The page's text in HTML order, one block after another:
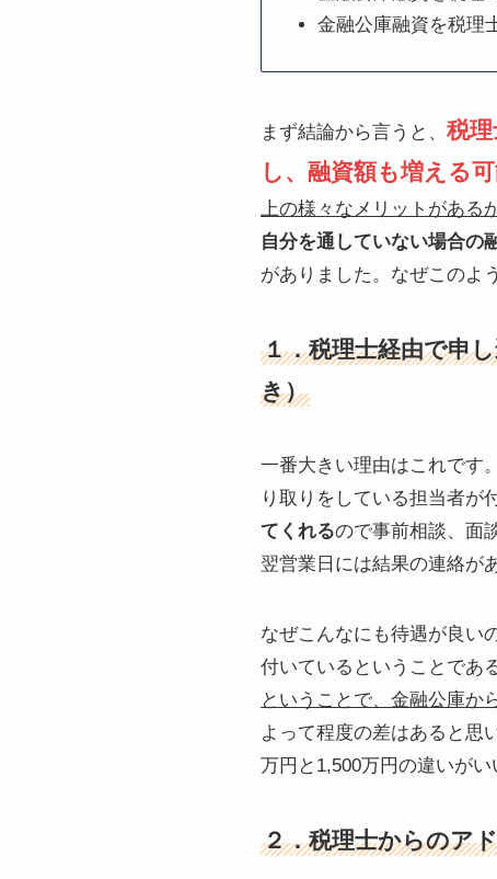
金融公庫融資を税理
まず結論から言うと、 税
し、融資額も増える
上の様々なメリットがある
自分を通していない場合の
がありました。なぜこのよ
１．税理士経由で申
き）
一番大きい理由はこれです
り取りをしている担当者が
てくれるので事前相談、面
翌営業日には結果の連絡が
なぜこんなにも待遇が良い
付いているということであ
ということで、金融公庫か
よって程度の差はあると思
万円と1,500万円の違いがい
２．税理士からのア